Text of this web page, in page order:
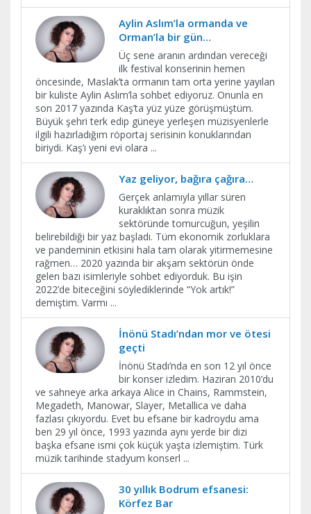
Aylin Aslım’la ormanda ve
Orman’la bir gün…
Üç sene aranın ardından vereceği
ilk festival konserinin hemen
öncesinde, Maslak’ta ormanın tam orta yerine yayılan
bir kuliste Aylin Aslım’la sohbet ediyoruz. Onunla en
son 2017 yazında Kaş’ta yüz yüze görüşmüştüm.
Büyük şehri terk edip güneye yerleşen müzisyenlerle
ilgili hazırladığım röportaj serisinin konuklarından
biriydi. Kaş’ı yeni evi olara ...
Yaz geliyor, bağıra çağıra…
Gerçek anlamıyla yıllar süren
kuraklıktan sonra müzik
sektöründe tomurcuğun, yeşilin
belirebildiği bir yaz başladı. Tüm ekonomik zorluklara
ve pandeminin etkisini hala tam olarak yitirmemesine
rağmen… 2020 yazında bir akşam sektörün önde
gelen bazı isimleriyle sohbet ediyorduk. Bu işin
2022’de biteceğini söylediklerinde “Yok artık!”
demiştim. Varmı ...
İnönü Stadı’ndan mor ve ötesi
geçti
İnönü Stadı’nda en son 12 yıl önce
bir konser izledim. Haziran 2010’du
ve sahneye arka arkaya Alice in Chains, Rammstein,
Megadeth, Manowar, Slayer, Metallica ve daha
fazlası çıkıyordu. Evet bu efsane bir kadroydu ama
ben 29 yıl önce, 1993 yazında aynı yerde bir dizi
başka efsane ismi çok küçük yaşta izlemiştim. Türk
müzik tarihinde stadyum konserl ...
30 yıllık Bodrum efsanesi:
Körfez Bar